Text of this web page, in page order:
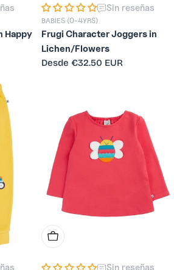
Happy
Sin reseñas
BABIES (0-4YRS)
Frugi Character Joggers in
Lichen/Flowers
Precio
Desde €32.50 EUR
Elige Opciones